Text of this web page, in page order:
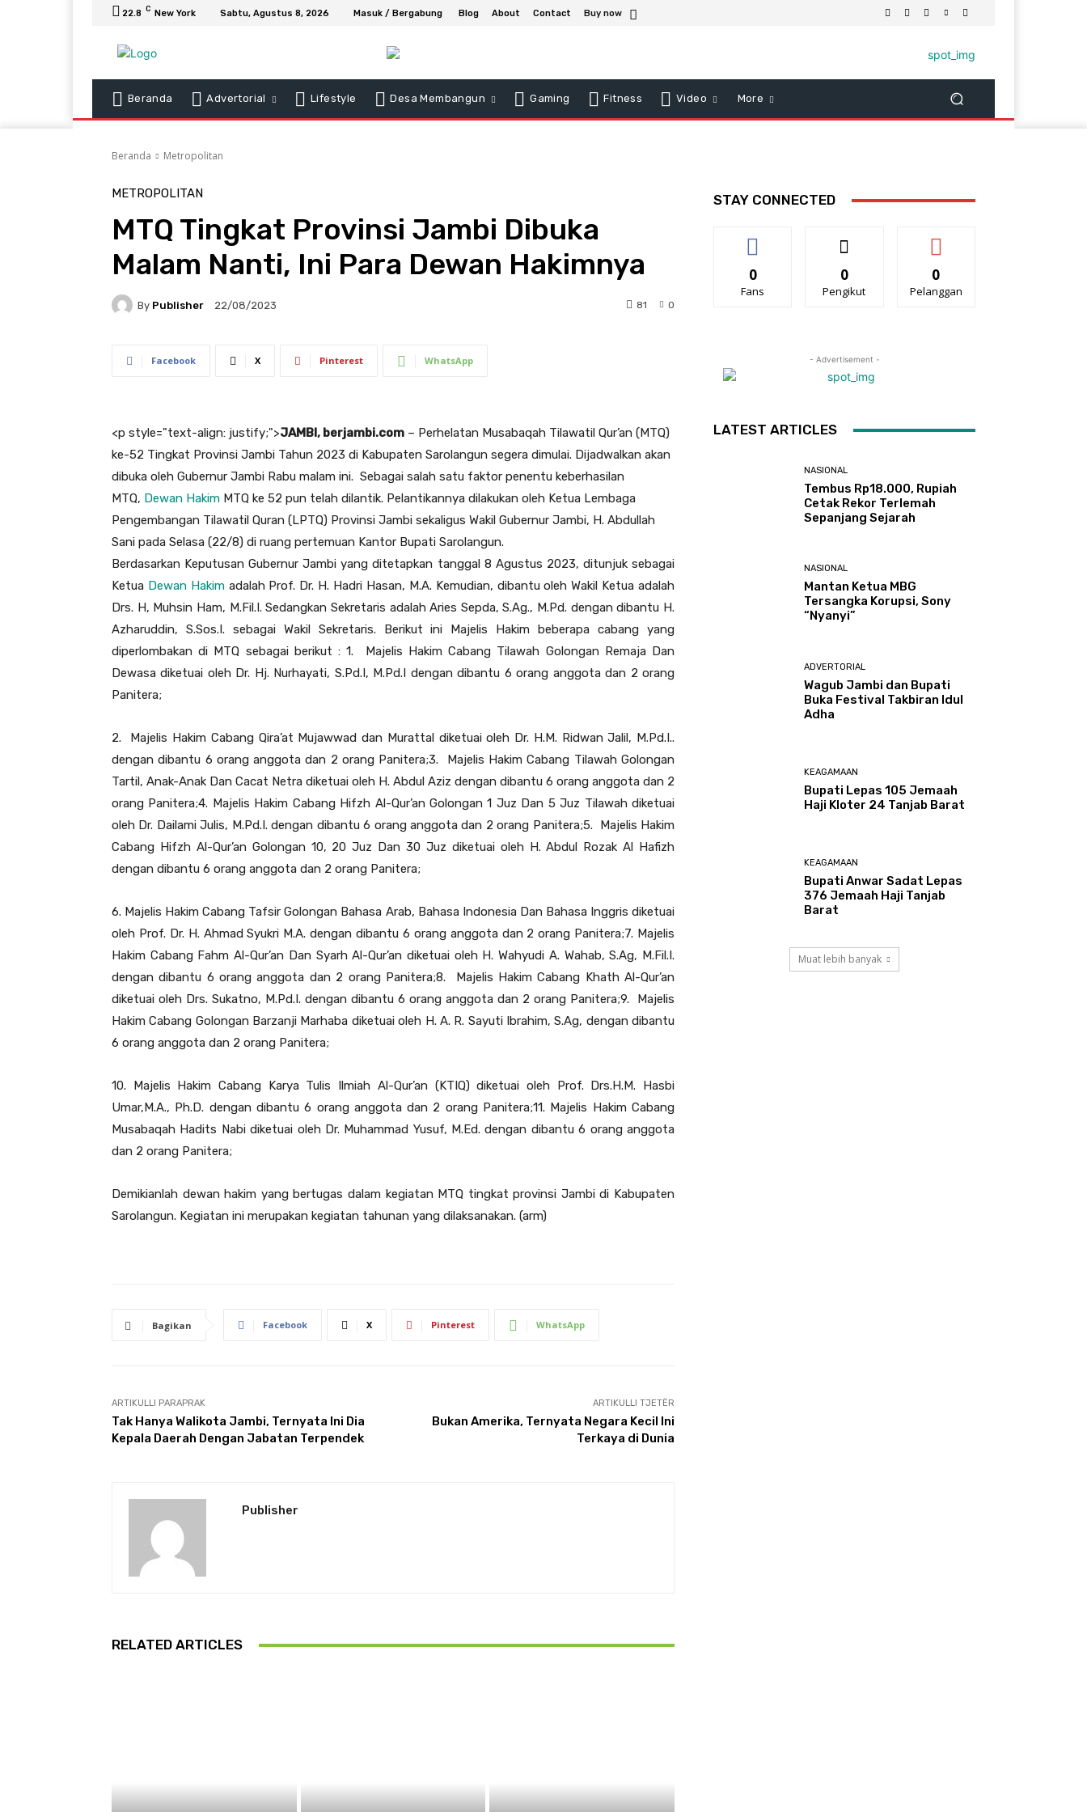
22.8 C New York Sabtu, Agustus 8, 2026 Masuk / Bergabung Blog About Contact Buy now
Beranda Advertorial Lifestyle Desa Membangun Gaming Fitness Video More
Beranda Metropolitan
METROPOLITAN
MTQ Tingkat Provinsi Jambi Dibuka
Malam Nanti, Ini Para Dewan Hakimnya
By Publisher 22/08/2023 0
81
Facebook X Pinterest WhatsApp
<p style="text-align: justify;">JAMBI, berjambi.com – Perhelatan Musabaqah Tilawatil Qur’an (MTQ)
ke-52 Tingkat Provinsi Jambi Tahun 2023 di Kabupaten Sarolangun segera dimulai. Dijadwalkan akan
dibuka oleh Gubernur Jambi Rabu malam ini. Sebagai salah satu faktor penentu keberhasilan
MTQ, Dewan Hakim MTQ ke 52 pun telah dilantik. Pelantikannya dilakukan oleh Ketua Lembaga
Pengembangan Tilawatil Quran (LPTQ) Provinsi Jambi sekaligus Wakil Gubernur Jambi, H. Abdullah
Sani pada Selasa (22/8) di ruang pertemuan Kantor Bupati Sarolangun.
Berdasarkan Keputusan Gubernur Jambi yang ditetapkan tanggal 8 Agustus 2023, ditunjuk sebagai
Ketua Dewan Hakimadalah Prof. Dr. H. Hadri Hasan, M.A. Kemudian, dibantu oleh Wakil Ketua adalah
Drs. H, Muhsin Ham, M.Fil.I. Sedangkan Sekretaris adalah Aries Sepda, S.Ag., M.Pd. dengan dibantu H.
Azharuddin, S.Sos.I. sebagai Wakil Sekretaris. Berikut ini Majelis Hakim beberapa cabang yang
diperlombakan di MTQ sebagai berikut : 1. Majelis Hakim Cabang Tilawah Golongan Remaja Dan
Dewasa diketuai oleh Dr. Hj. Nurhayati, S.Pd.I, M.Pd.I dengan dibantu 6 orang anggota dan 2 orang
Panitera;
2. Majelis Hakim Cabang Qira’at Mujawwad dan Murattal diketuai oleh Dr. H.M. Ridwan Jalil, M.Pd.I..
dengan dibantu 6 orang anggota dan 2 orang Panitera;3. Majelis Hakim Cabang Tilawah Golongan
Tartil, Anak-Anak Dan Cacat Netra diketuai oleh H. Abdul Aziz dengan dibantu 6 orang anggota dan 2
orang Panitera;4. Majelis Hakim Cabang Hifzh Al-Qur’an Golongan 1 Juz Dan 5 Juz Tilawah diketuai
oleh Dr. Dailami Julis, M.Pd.I. dengan dibantu 6 orang anggota dan 2 orang Panitera;5. Majelis Hakim
Cabang Hifzh Al-Qur’an Golongan 10, 20 Juz Dan 30 Juz diketuai oleh H. Abdul Rozak Al Hafizh
dengan dibantu 6 orang anggota dan 2 orang Panitera;
6. Majelis Hakim Cabang Tafsir Golongan Bahasa Arab, Bahasa Indonesia Dan Bahasa Inggris diketuai
oleh Prof. Dr. H. Ahmad Syukri M.A. dengan dibantu 6 orang anggota dan 2 orang Panitera;7. Majelis
Hakim Cabang Fahm Al-Qur’an Dan Syarh Al-Qur’an diketuai oleh H. Wahyudi A. Wahab, S.Ag, M.Fil.I.
dengan dibantu 6 orang anggota dan 2 orang Panitera;8. Majelis Hakim Cabang Khath Al-Qur’an
diketuai oleh Drs. Sukatno, M.Pd.I. dengan dibantu 6 orang anggota dan 2 orang Panitera;9. Majelis
Hakim Cabang Golongan Barzanji Marhaba diketuai oleh H. A. R. Sayuti Ibrahim, S.Ag, dengan dibantu
6 orang anggota dan 2 orang Panitera;
10. Majelis Hakim Cabang Karya Tulis Ilmiah Al-Qur’an (KTIQ) diketuai oleh Prof. Drs.H.M. Hasbi
Umar,M.A., Ph.D. dengan dibantu 6 orang anggota dan 2 orang Panitera;11. Majelis Hakim Cabang
Musabaqah Hadits Nabi diketuai oleh Dr. Muhammad Yusuf, M.Ed. dengan dibantu 6 orang anggota
dan 2 orang Panitera;
Demikianlah dewan hakim yang bertugas dalam kegiatan MTQ tingkat provinsi Jambi di Kabupaten
Sarolangun. Kegiatan ini merupakan kegiatan tahunan yang dilaksanakan. (arm)
Bagikan Facebook X Pinterest WhatsApp
ARTIKULLI PARAPRAK
Tak Hanya Walikota Jambi, Ternyata Ini Dia
Kepala Daerah Dengan Jabatan Terpendek
ARTIKULLI TJETËR
Bukan Amerika, Ternyata Negara Kecil Ini
Terkaya di Dunia
Publisher
RELATED ARTICLES
STAY CONNECTED
0
Fans
0
Pengikut
0
Pelanggan
- Advertisement -
LATEST ARTICLES
NASIONAL
Tembus Rp18.000, Rupiah
Cetak Rekor Terlemah
Sepanjang Sejarah
NASIONAL
Mantan Ketua MBG
Tersangka Korupsi, Sony
“Nyanyi”
ADVERTORIAL
Wagub Jambi dan Bupati
Buka Festival Takbiran Idul
Adha
KEAGAMAAN
Bupati Lepas 105 Jemaah
Haji Kloter 24 Tanjab Barat
KEAGAMAAN
Bupati Anwar Sadat Lepas
376 Jemaah Haji Tanjab
Barat
Muat lebih banyak